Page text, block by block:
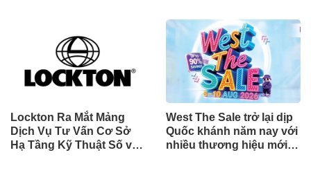
chia sẻ trách nhiệm tăng
trưởng khách hàng
Lockton Ra Mắt Mảng
Dịch Vụ Tư Vấn Cơ Sở
Hạ Tầng Kỹ Thuật Số và
West The Sale trở lại dịp
Quốc khánh năm nay với
nhiều thương hiệu mới,